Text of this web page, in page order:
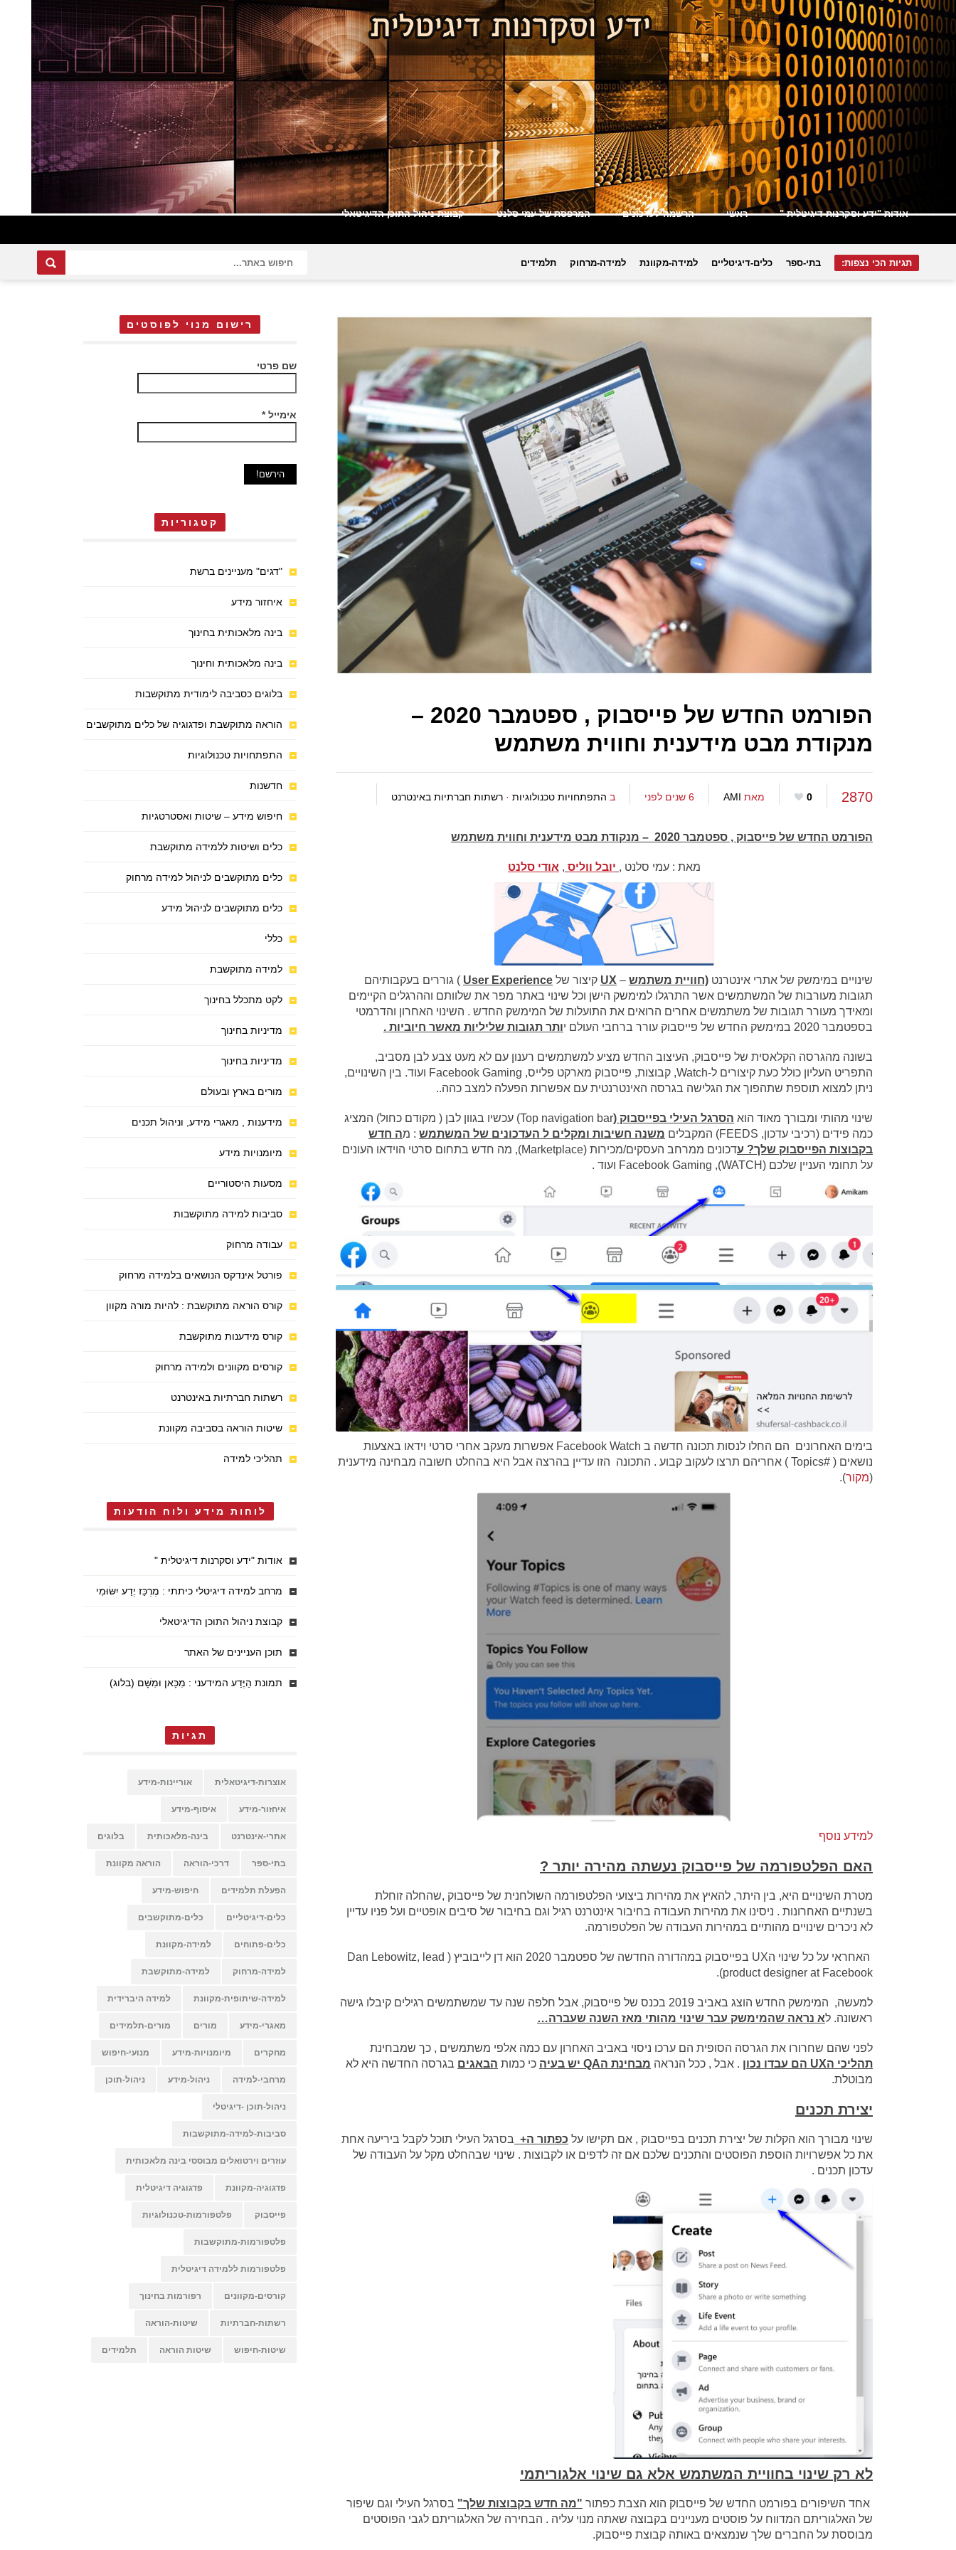
אודות "ידע וסקרנות דיגיטלית " ראשי הרשמה לעדכונים המרפסת של עמי סלנט קבוצת ניהול התוכן הדיגיטאלי
תגיות הכי נצפות: בתי-ספר כלים-דיגיטליים למידה-מקוונת למידה-מרחוק תלמידים
הפורמט החדש של פייסבוק , ספטמבר 2020 –
מנקודת מבט מידענית וחווית משתמש
2870
0 מאת AMI 6 שנים לפני ב התפתחויות טכנולוגיות · רשתות חברתיות באינטרנט
הפורמט החדש של פייסבוק , ספטמבר 2020 – מנקודת מבט מידענית וחווית משתמש
מאת : עמי סלנט , יובל ווליס , אודי סלנט
שינויים במימשק של אתרי אינטרנט (חוויית משתמש –
UX קיצור של User Experience ) גוררים בעקבותיהם
תגובות מעורבות של המשתמשים אשר התרגלו למימשק הישן וכל שינוי באתר מפר את שלוותם וההרגלים הקיימים
ומאידך מעורר תגובות של משתמשים אחרים הרואים את התועלות של המימשק החדש . השינוי האחרון והדרמטי
בספטמבר 2020 במימשק החדש של פייסבוק עורר ברחבי העולם י
ותר תגובות שליליות מאשר חיוביות .
בשונה מהגרסה הקלאסית של פייסבוק, העיצוב החדש מציע למשתמשים רענון עם לא מעט צבע לבן מסביב,
התפריט העליון כולל כעת קיצורים ל-Watch, קבוצות, פייסבוק מארקט פלייס, Facebook Gaming ועוד. בין השינויים,
ניתן למצוא תוספת שתהפוך את הגלישה בגרסה האינטרנטית עם אפשרות הפעלה למצב כהה..
שינוי מהותי ומבורך מאוד הוא הסרגל העילי בפייסבוק (
Top navigation bar) עכשיו בגוון לבן ( מקודם כחול) המציג
כמה פידים (רכיבי עדכון, FEEDS) המקבלים
משנה חשיבות ומקלים ל העדכונים של המשתמש : מה חדש
בקבוצות הפייסבוק שלך? ע
דכונים ממרחב העסקים/מכירות (Marketplace), מה חדש בתחום סרטי הוידאו העונים
על תחומי העניין שלכם (WATCH), Facebook Gaming ועוד .
בימים האחרונים הם החלו לנסות תכונה חדשה ב Facebook Watch אפשרות מעקב אחרי סרטי וידאו באצעות
נושאים ( #Topics ) אחריהם תרצו לעקוב קבוע . התכונה הזו עדיין בהרצה אבל היא בהחלט חשובה מבחינה מידענית
(מקור).
למידע נוסף
האם הפלטפורמה של פייסבוק נעשתה מהירה יותר ?
מטרת השינויים היא, בין היתר, להאיץ את מהירות ביצועי הפלטפורמה השולחנית של פייסבוק ,שהחלה זוחלת
בשנתיים האחרונות . ניסינו את מהירות העבודה בחיבור אינטרנט רגיל וגם בחיבור של סיבים אופטיים ועל פניו עדיין
לא ניכרים שינויים מהותיים במהירות העבודה של הפלטפורמה.
האחראי על כל שינוי הUX בפייסבוק במהדורה החדשה של ספטמבר 2020 הוא דן לייבוביץ ( Dan Lebowitz, lead
product designer at Facebook).
למעשה, המימשק החדש הוצג באביב 2019 בכנס של פייסבוק, אבל חלפה שנה עד שמשתמשים רגילים קיבלו גישה
ראשונה. לא נראה שהמימשק עבר שינוי מהותי מאז השנה שעברה…
לפני שהם שחרורו את הגרסה הסופית הם ערכו ניסוי באביב האחרון עם כמה אלפי משתמשים , כך שמבחינת
תהליכי הUX הם עבדו נכון
. אבל , ככל הנראה מבחינת הQA יש בעיה כי כמות הבאגים בגרסה החדשה היא לא
מבוטלת.
יצירת תכנים
שינוי מבורך הוא הקלות של יצירת תכנים בפייסבוק , אם תקישו על כפתור ה+ בסרגל העילי תוכל לקבל ביריעה אחת
את כל אפשרויות הוספת הפוסטים והתכנים שלכם אם זה לדפים או לקבוצות . שינוי שבהחלט מקל על העבודה של
עדכון תכנים .
לא רק שינוי בחוויית המשתמש אלא גם שינוי אלגוריתמי
אחד השיפורים בפורמט החדש של פייסבוק הוא הצבת כפתור "מה חדש בקבוצות שלך" בסרגל העילי וגם שיפור
של האלגוריתם המדווח על פוסטים מעניינים בקבוצה שאתה מנוי עליה . הבחירה של האלגוריתם לגבי הפוסטים
מבוססת על החברים שלך שנמצאים באותה קבוצת פייסבוק.
רישום מנוי לפוסטים
שם פרטי
אימייל*
קטגוריות
"דגים" מעניינים ברשת
איחזור מידע
בינה מלאכותית בחינוך
בינה מלאכותית וחינוך
בלוגים כסביבה לימודית מתוקשבות
הוראה מתוקשבת ופדגוגיה של כלים מתוקשבים
התפתחויות טכנולוגיות
חדשנות
חיפוש מידע – שיטות ואסטרטגיות
כלים ושיטות ללמידה מתוקשבת
כלים מתוקשבים לניהול למידה מרחוק
כלים מתוקשבים לניהול מידע
כללי
למידה מתוקשבת
לקט מתכלל בחינוך
מדיניות בחינוך
מדיניות בחינוך
מורים בארץ ובעולם
מידענות , מאגרי מידע, וניהול תכנים
מיומנויות מידע
מסעות היסטוריים
סביבות למידה מתוקשבות
עבודה מרחוק
פורטל אינדקס הנושאים בלמידה מרחוק
קורס הוראה מתוקשבת : להיות מורה מקוון
קורס מידענות מתוקשבת
קורסים מקוונים ולמידה מרחוק
רשתות חברתיות באינטרנט
שיטות הוראה בסביבה מקוונת
תהליכי למידה
לוחות מידע ולוח הודעות
אודות "ידע וסקרנות דיגיטלית "
מרחב למידה דיגיטלי כיתתי : מֶרְכַּז יֶדַע יִשּׂוּמִי
קבוצת ניהול התוכן הדיגיטאלי
תוכן העניינים של האתר
תמונת הַיֶּדַע המידעני : מִכָּאן וּמִשָּׁם (בלוג)
תגיות
אוצרות-דיגיטאלית אוריינות-מידע
איחזור-מידע איסוף-מידע
אתרי-אינטרנט בינה-מלאכותית בלוגים
בתי-ספר דרכי-הוראה הוראה מקוונת
הפעלת תלמידים חיפוש-מידע
כלים-דיגיטליים כלים-מתוקשבים
כלים-פתוחים למידה-מקוונת
למידה-מרחוק למידה-מתוקשבת
למידה-שיתופית-מקוונת למידה היברידית
מאגרי-מידע מורים מורים-תלמידים
מחקרים מיומנויות-מידע מנועי-חיפוש
מרחבי-למידה ניהול-מידע ניהול-תוכן
ניהול-תוכן -דיגיטלי
סביבות-למידה-מתוקשבות
עוזרים וירטואלים מבוססי בינה מלאכותית
פדגוגיה-מקוונת פדגוגיה דיגיטלית
פייסבוק פלטפורמות-טכנולוגיות
פלטפורמות-מתוקשבות
פלטפורמות ללמידה דיגיטלית
קורסים-מקוונים רפורמות בחינוך
רשתות-חברתיות שיטות-הוראה
שיטות-חיפוש שיטות הוראה תלמידים